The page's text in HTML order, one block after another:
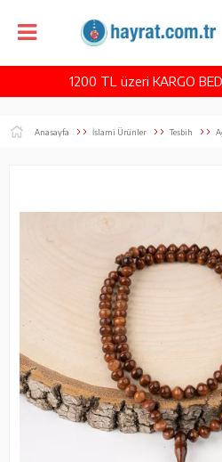
1200 TL üzeri KARGO
Anasayfa İslami Ürünler Tesbih